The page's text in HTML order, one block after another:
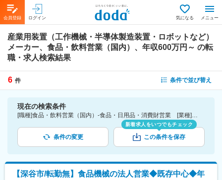
会員登録 ログイン 気になる メニュー
産業用装置（工作機械・半導体製造装置・ロボットなど）
メーカー、食品・飲料営業（国内）、年収600万円～ の転
職・求人検索結果
6 件 条件で並び替え
現在の検索条件
[職種]食品・飲料営業（国内）-食品・日用品・消費財営業 [業種]産業用装置（工作機械・半導体製造装置・ロボットなど）メーカー-メーカー（機械・電気）業界 [年収]600万円～
条件の変更
新着求人をいつでもチェック
この条件を保存
【深谷市/転勤無】食品機械の法人営業◆既存中心◆年